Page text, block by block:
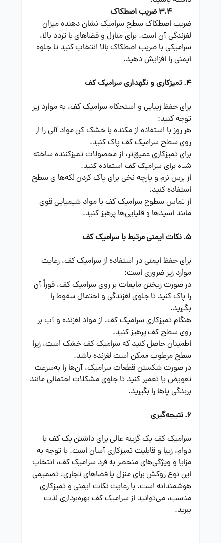
3.4 ضریب اصطکاک
ضریب اصطکاک سطح سرامیک نشان دهنده میزان
لغزندگی آن است. برای منازل و فضاهای با تردد بالا،
سرامیکی با ضریب اصطکاک بالا انتخاب کنید تا جلوه
ایمنی را افزایش دهید.
4. تمیزکاری و نگهداری سرامیک کف
برای حفظ زیبایی و استحکام سرامیک کف، به موارد زیر
توجه کنید:
هر روز با استفاده از مکنده یا خشک کن مواد آلی را از
روی سطح سرامیک کف پاک کنید.
برای تمیزکاری عمیق‌تر، از محصولات تمیزکننده ساخته
شده برای سرامیک کف استفاده کنید.
از برس نرم و پارچه نخی برای پاک کردن لکه‌ها ی سطح
استفاده کنید.
از تماس سطوح سرامیک کف با مواد شیمیایی قوی
مانند اسیدها و قلیایی‌ها پرهیز کنید.
5. نکات ایمنی مرتبط با سرامیک کف
برای حفظ ایمنی در استفاده از سرامیک کف، رعایت
موارد زیر ضروری است:
در صورت ریختن مایعات بر روی سرامیک کف، فوراً آن
را پاک کنید تا جلوی لغزندگی و احتمال سقوط را
بگیرید.
هنگام تمیزکاری سرامیک کف، از مواد لغزنده و آب بر
روی سطح کف پرهیز کنید.
اطمینان حاصل کنید که سرامیک کف خشک است، زیرا
سطح مرطوب ممکن است لغزنده باشد.
در صورت شکستن قطعات سرامیک، آن‌ها را به‌سرعت
تعویض یا تعمیر کنید تا جلوی مشکلات احتمالی مانند
بریدگی پاها را بگیرید.
6. نتیجه‌گیری
سرامیک کف یک گزینه عالی برای داشتن یک کف با
دوام، زیبا و قابلیت تمیزکاری آسان است. با توجه به
مزایا و ویژگی‌های منحصر به فرد سرامیک کف، انتخاب
این نوع روکش برای منزل یا فضاهای تجاری، تصمیمی
هوشمندانه است. با رعایت نکات ایمنی و تمیزکاری
مناسب، می‌توانید از سرامیک کف بهره‌برداری لذت
ببرید.